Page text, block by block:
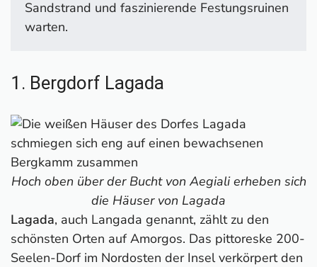
Sandstrand und faszinierende Festungsruinen
warten.
1. Bergdorf Lagada
Hoch oben über der Bucht von Aegiali erheben sich
die Häuser von Lagada
Lagada, auch Langada genannt, zählt zu den
schönsten Orten auf Amorgos. Das pittoreske 200-
Seelen-Dorf im Nordosten der Insel verkörpert den